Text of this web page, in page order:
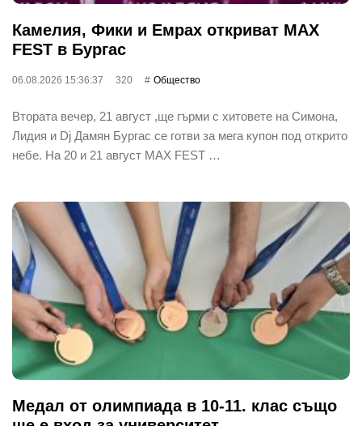
Камелия, Фики и Емрах откриват MAX
FEST в Бургас
06.08.2026 15:36:37 320 Общество
Втората вечер, 21 август ,ще гърми с хитовете на Симона,
Лидия и Dj Дамян Бургас се готви за мега купон под открито
небе. На 20 и 21 август MAX FEST …
Медал от олимпиада в 10-11. клас също